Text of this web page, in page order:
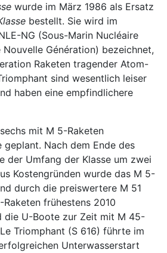
wurde im März 1986 als Ersatz
bestellt. Sie wird im
NG (Sous-Marin Nucléaire
Génération) bezeichnet,
Raketen tragender Atom-
sind wesentlich leiser
haben eine empfindlichere
mit M 5-Raketen
Nach dem Ende des
der Umfang der Klasse um zwei
Kostengründen wurde das M 5-
durch die preiswertere M 51
frühestens 2010
die U-Boote zur Zeit mit M 45-
Triomphant (S 616) führte im
Unterwasserstart